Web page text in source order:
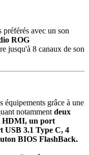
avec un son
ROG
jusqu'à 8 canaux de son
équipements grâce à une
notamment deux
HDMI, un port
USB 3.1 Type C, 4
BIOS FlashBack.